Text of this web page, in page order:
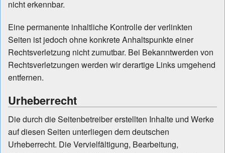
nicht erkennbar.
Eine permanente inhaltliche Kontrolle der verlinkten
Seiten ist jedoch ohne konkrete Anhaltspunkte einer
Rechtsverletzung nicht zumutbar. Bei Bekanntwerden von
Rechtsverletzungen werden wir derartige Links umgehend
entfernen.
Urheberrecht
Die durch die Seitenbetreiber erstellten Inhalte und Werke
auf diesen Seiten unterliegen dem deutschen
Urheberrecht. Die Vervielfältigung, Bearbeitung,